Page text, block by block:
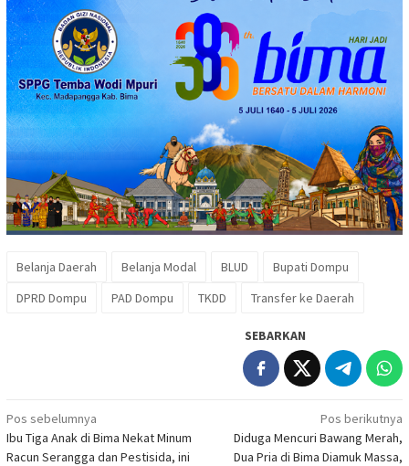
Belanja Daerah Belanja Modal BLUD
Bupati Dompu
DPRD Dompu
PAD Dompu TKDD Transfer ke Daerah
SEBARKAN
Navigasi
pos
Pos sebelumnya
Ibu Tiga Anak di Bima Nekat Minum
Racun Serangga dan Pestisida, ini
Pos berikutnya
Diduga Mencuri Bawang Merah,
Dua Pria di Bima Diamuk Massa,